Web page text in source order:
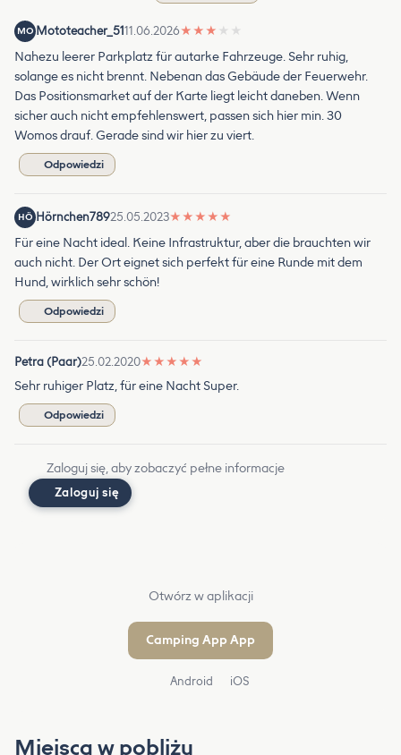
MO Mototeacher_5111.06.2026★ ★ ★ ★ ★
Nahezu leerer Parkplatz für autarke Fahrzeuge. Sehr ruhig,
solange es nicht brennt. Nebenan das Gebäude der Feuerwehr.
Das Positionsmarket auf der Karte liegt leicht daneben. Wenn
sicher auch nicht empfehlenswert, passen sich hier min. 30
Womos drauf. Gerade sind wir hier zu viert.
Odpowiedzi
HÖ Hörnchen78925.05.2023★ ★ ★ ★ ★
Für eine Nacht ideal. Keine Infrastruktur, aber die brauchten wir
auch nicht. Der Ort eignet sich perfekt für eine Runde mit dem
Hund, wirklich sehr schön!
Odpowiedzi
Petra (Paar)25.02.2020★ ★ ★ ★ ★
Sehr ruhiger Platz, für eine Nacht Super.
Odpowiedzi
Zaloguj się, aby zobaczyć pełne informacje
Zaloguj się
Otwórz w aplikacji
Camping App App
Android iOS
Miejsca w pobliżu